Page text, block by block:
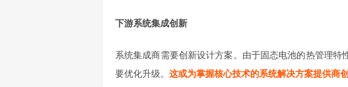
下游系统集成创新
系统集成商需要创新设计方案。由于固态电池的热管理特
要优化升级。 这或为掌握核心技术的系统解决方案提供商